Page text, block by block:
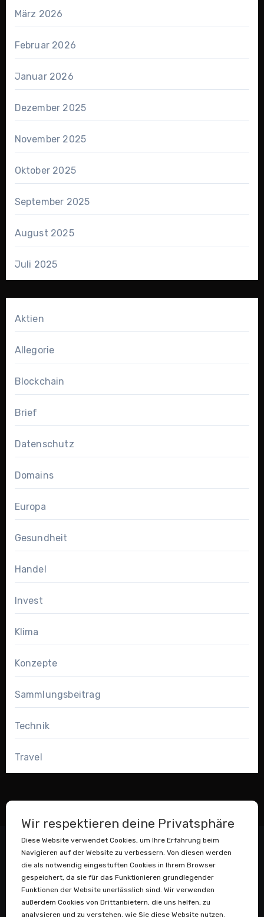
März 2026
Februar 2026
Januar 2026
Dezember 2025
November 2025
Oktober 2025
September 2025
August 2025
Juli 2025
Aktien
Allegorie
Blockchain
Brief
Datenschutz
Domains
Europa
Gesundheit
Handel
Invest
Klima
Konzepte
Sammlungsbeitrag
Technik
Travel
Wir respektieren deine Privatsphäre
Diese Website verwendet Cookies, um Ihre Erfahrung beim
Navigieren auf der Website zu verbessern. Von diesen werden
die als notwendig eingestuften Cookies in Ihrem Browser
gespeichert, da sie für das Funktionieren grundlegender
Funktionen der Website unerlässlich sind. Wir verwenden
außerdem Cookies von Drittanbietern, die uns helfen, zu
analysieren und zu verstehen, wie Sie diese Website nutzen.